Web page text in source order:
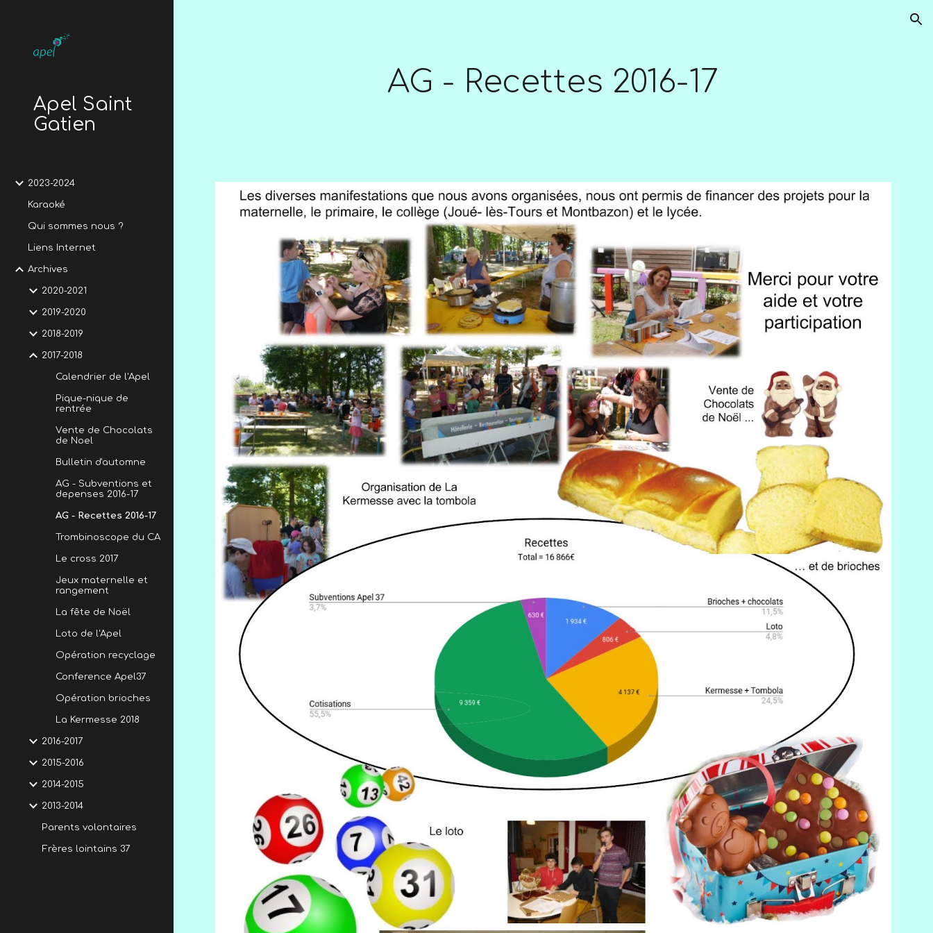
Apel Saint
Gatien
2023-2024
Karaoké
Qui sommes nous ?
Liens Internet
Archives
2020-2021
2019-2020
2018-2019
2017-2018
Calendrier de l'Apel
Pique-nique de
rentrée
Vente de Chocolats
de Noel
Bulletin d'automne
AG - Subventions et
depenses 2016-17
AG - Recettes 2016-17
Trombinoscope du CA
Le cross 2017
Jeux maternelle et
rangement
La fête de Noël
Loto de l'Apel
Opération recyclage
Conference Apel37
Opération brioches
La Kermesse 2018
2016-2017
2015-2016
2014-2015
2013-2014
Parents volontaires
Frères lointains 37
AG - Recettes 2016-17